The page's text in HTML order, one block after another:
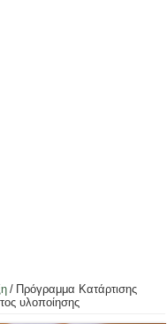
/ Πρόγραμμα Κατάρτισης
υλοποίησης